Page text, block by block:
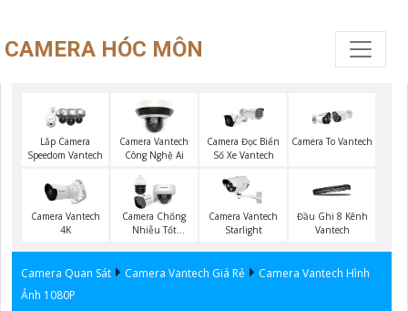
CAMERA HÓC MÔN
Lắp Camera
Speedom Vantech
Camera Vantech
Công Nghệ Ai
Camera Đọc Biển
Số Xe Vantech
Camera To Vantech
Camera Vantech
4K
Camera Chống
Nhiễu Tốt
Camera Vantech
Starlight
Đầu Ghi 8 Kênh
Vantech
Camera Quan Sát Camera Vantech Giá Rẻ
Camera Vantech Hình
Ảnh 1080P